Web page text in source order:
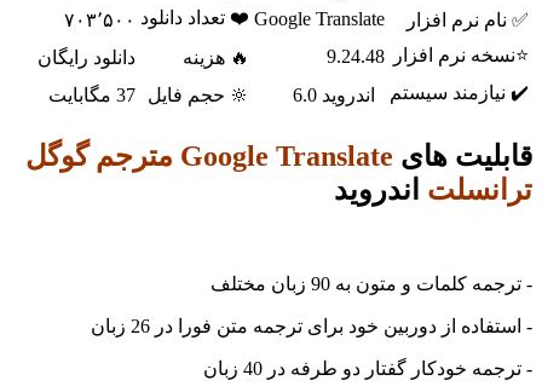
✅ نام نرم افزار
Google Translate ❤️ تعداد دانلود ۷۰۳٬۵۰۰
⭐نسخه نرم افزار
9.24.48 🔥 هزینه
دانلود رایگان
✔️ نیازمند سیستم
اندروید 6.0 🔆 حجم فایل 37 مگابایت
های
Google Translate مترجم گوگل
اندروید
ترجمه کلمات و متون به 90 زبان مختلف
استفاده از دوربین خود برای ترجمه متن فورا در 26 زبان
ترجمه خودکار گفتار دو طرفه در 40 زبان